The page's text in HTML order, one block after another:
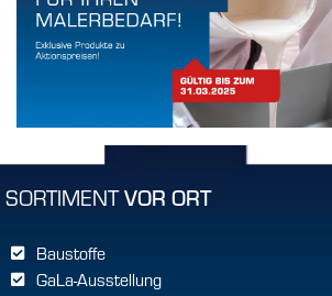
SORTIMENTVOR ORT
Baustoffe
GaLa-Ausstellung